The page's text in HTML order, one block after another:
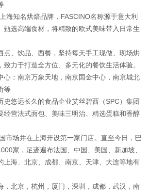
知名烘焙品牌，FASCINO名称源于意大利
甄选高端食材，将精致的欧式美味带入日常生
、饮品、西餐，坚持每天手工现做、现场烘
力于打造全方位、多元化的餐饮生活体验。
：南京万象天地，南京国金中心，南京城北
等
悠远长久的食品企业艾丝碧西（SPC）集团
经营法式面包、美味三明治、精选蛋糕和香醇
场并在上海开设第一家门店。直至今日，巴
家，足迹遍布法国、中国、美国、新加坡、
上海、北京、成都、南京、天津、大连等地有
北京，杭州，厦门，深圳，成都，武汉，南